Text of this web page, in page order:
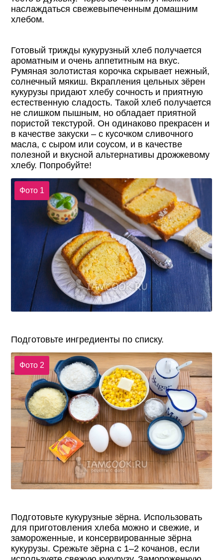
наслаждаться свежевыпеченным домашним
хлебом.
Готовый трижды кукурузный хлеб получается
ароматным и очень аппетитным на вкус.
Румяная золотистая корочка скрывает нежный,
солнечный мякиш. Вкрапления цельных зёрен
кукурузы придают хлебу сочность и приятную
естественную сладость. Такой хлеб получается
не слишком пышным, но обладает приятной
пористой текстурой. Он одинаково прекрасен и
в качестве закуски – с кусочком сливочного
масла, с сыром или соусом, и в качестве
полезной и вкусной альтернативы дрожжевому
хлебу. Попробуйте!
Фото 1
Подготовьте ингредиенты по списку.
Фото 2
Подготовьте кукурузные зёрна. Использовать
для приготовления хлеба можно и свежие, и
замороженные, и консервированные зёрна
кукурузы. Срежьте зёрна с 1–2 кочанов, если